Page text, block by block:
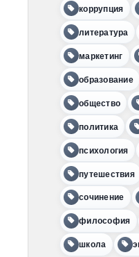
коррупция
литература
маркетинг
образование
общество
политика
психология
путешествия
сочинение
философия
школа